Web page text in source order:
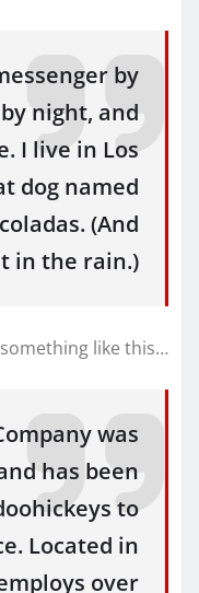
by
night, and
I live in Los
dog named
(And
in the rain.)
…or something like this:
was
has been
to
Located in
over